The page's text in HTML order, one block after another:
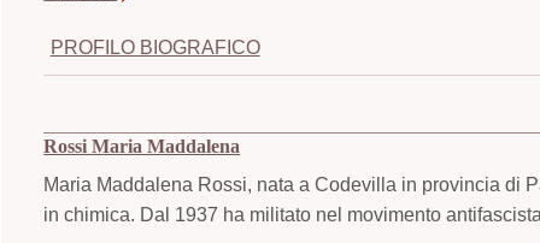
PROFILO BIOGRAFICO
Rossi Maria Maddalena
Maria Maddalena Rossi, nata a Codevilla in provincia di
in chimica. Dal 1937 ha militato nel movimento